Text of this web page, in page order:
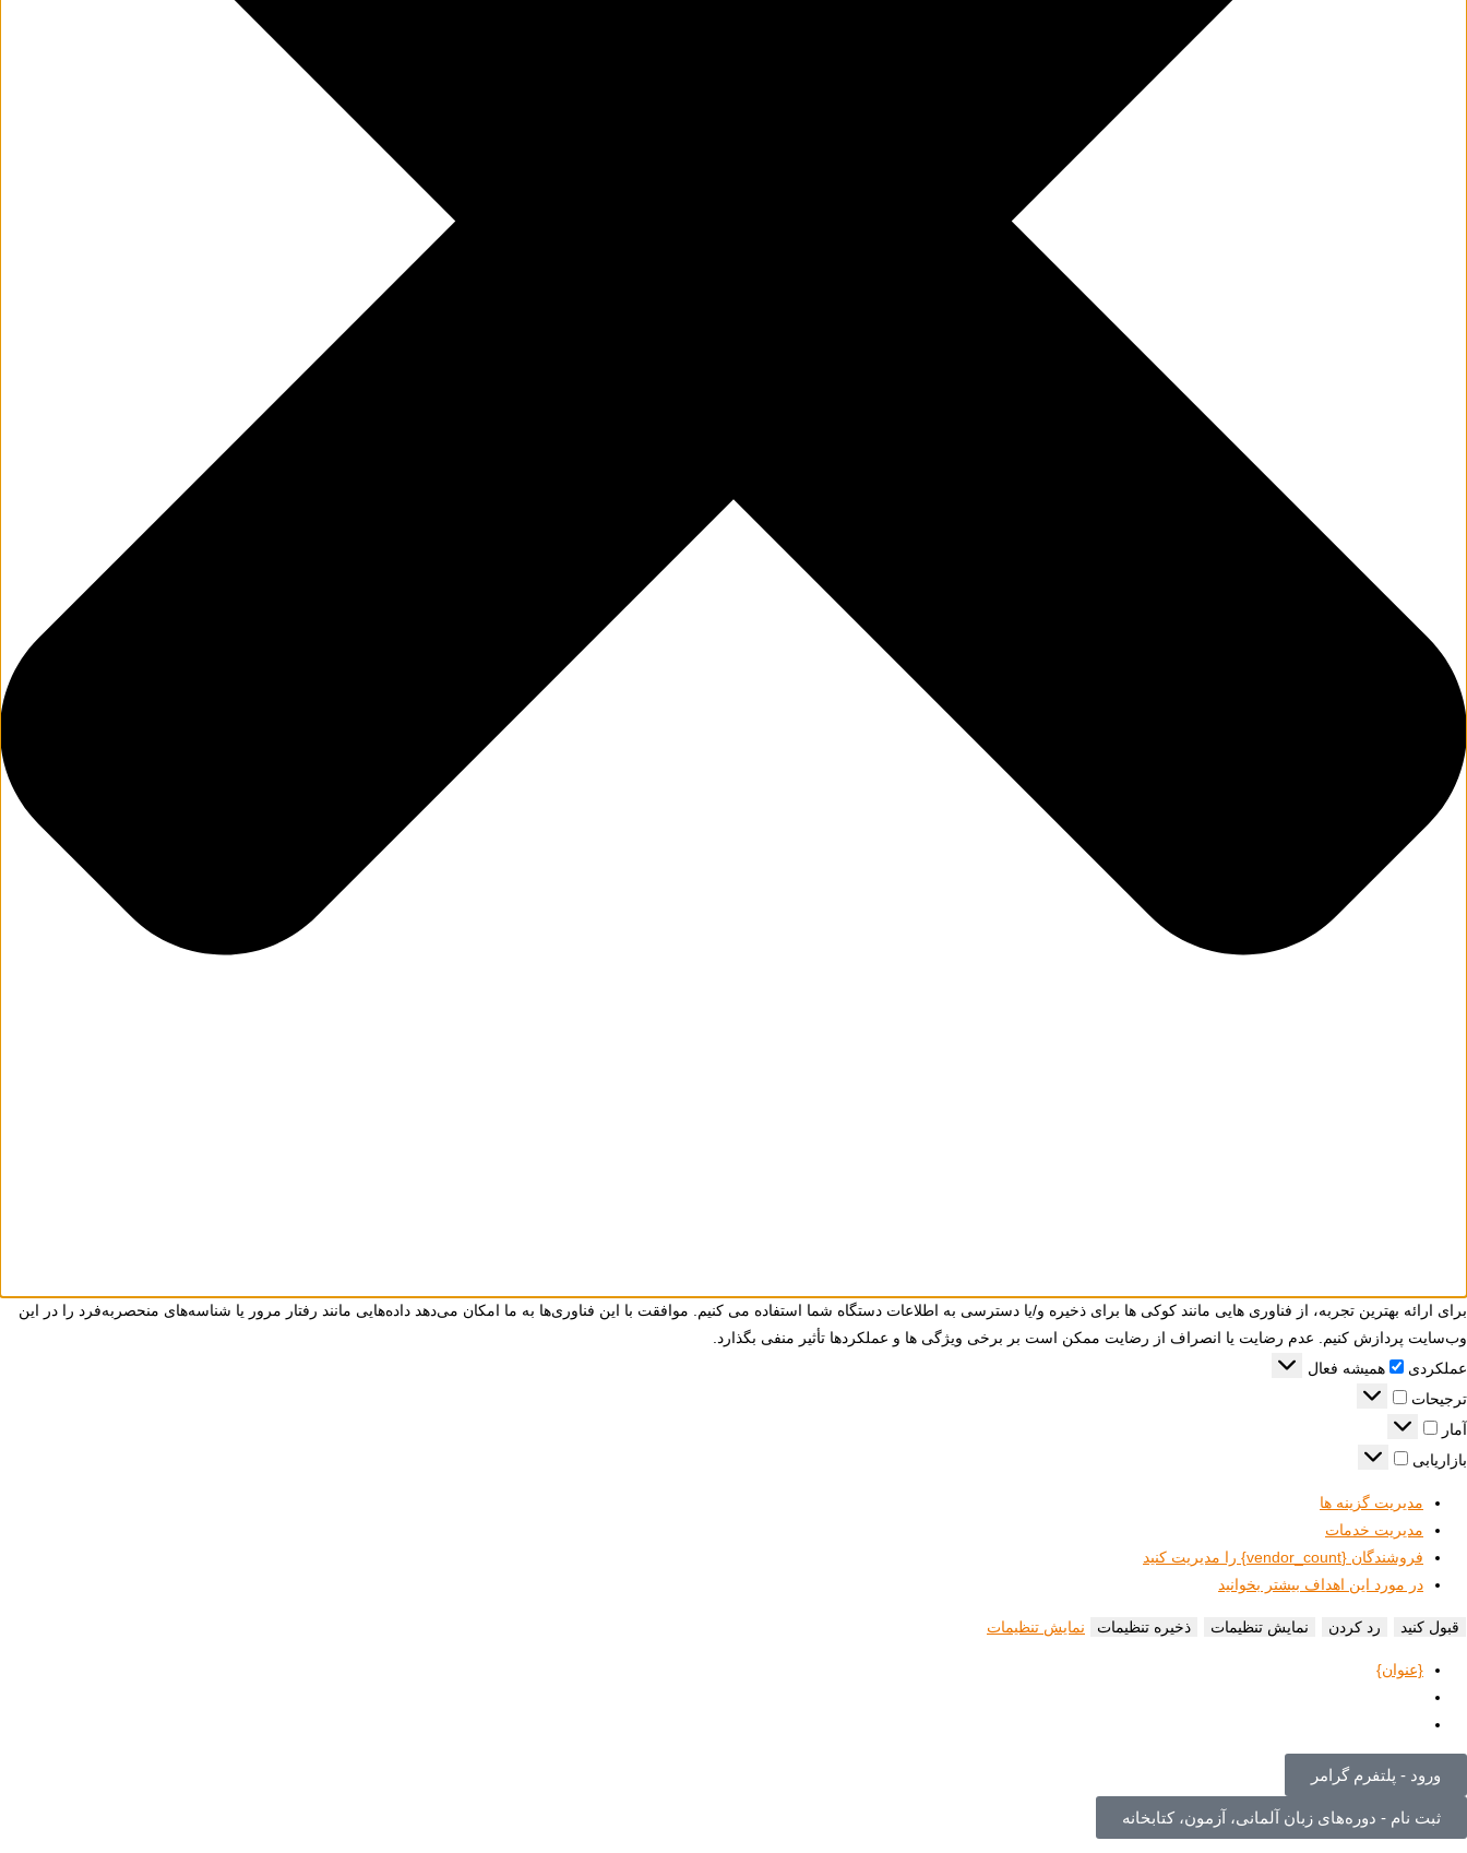
برای ارائه بهترین تجربه، از فناوری هایی مانند کوکی ها برای ذخیره و/یا دسترسی به اطلاعات دستگاه شما استفاده می کنیم. موافقت با این فناوری‌ها به ما امکان می‌دهد داده‌هایی مانند رفتار مرور یا شناسه‌های منحصربه‌فرد را در این
وب‌سایت پردازش کنیم. عدم رضایت یا انصراف از رضایت ممکن است بر برخی ویژگی ها و عملکردها تأثیر منفی بگذارد.
عملکردی
همیشه فعال
ترجیحات
آمار
بازاریابی
مدیریت گزینه ها
مدیریت خدمات
فروشندگان {vendor_count} را مدیریت کنید
در مورد این اهداف بیشتر بخوانید
قبول کنید رد کردن نمایش تنظیمات ذخیره تنظیمات نمایش تنظیمات
{عنوان}
ورود - پلتفرم گرامر
ثبت نام - دوره‌های زبان آلمانی، آزمون، کتابخانه